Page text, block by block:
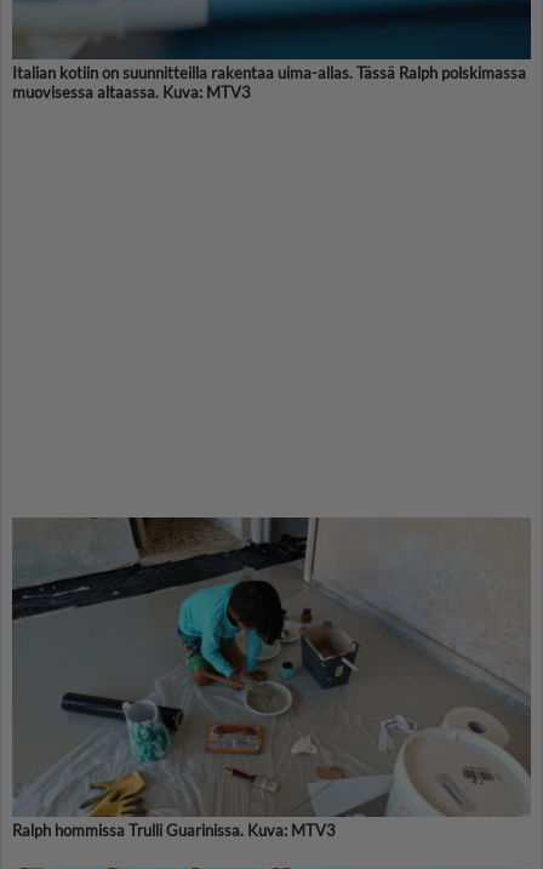
Italian kotiin on suunnitteilla rakentaa uima-allas. Tässä Ralph polskimassa
muovisessa altaassa. Kuva: MTV3
Ralph hommissa Trulli Guarinissa. Kuva: MTV3